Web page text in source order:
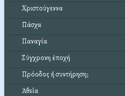
Χριστούγεννα
Πάσχα
Παναγία
Σύγχρονη ἐποχή
Πρόοδος ἤ συντήρηση;
Ἀθεΐα